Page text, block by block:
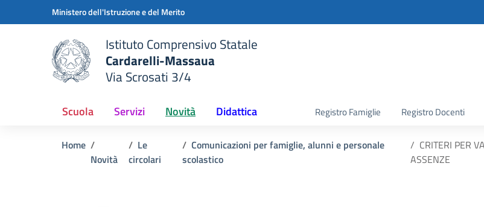
Vai ai contenuti
Vai al menu di navigazioneMinistero dell'Istruzione e del Merito
scuola
Istituto Comprensivo Statale
Cardarelli-Massaua
Via Scrosati 3/4
Scuola Servizi Novità Didattica Registro Famiglie Registro Docenti
Home
Novità
Le
circolari
Comunicazioni per famiglie, alunni e personale
scolastico
CRITERI PER
ASSENZE